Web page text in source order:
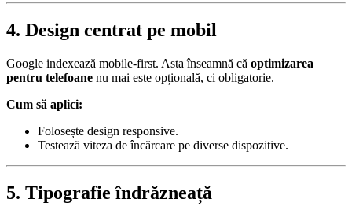
4. Design centrat pe mobil
Google indexează mobile-first. Asta înseamnă că optimizarea
pentru telefoane nu mai este opțională, ci obligatorie.
Cum să aplici:
Folosește design responsive.
Testează viteza de încărcare pe diverse dispozitive.
5. Tipografie îndrăzneață